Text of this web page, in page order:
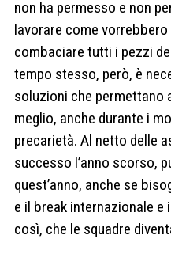
non ha permesso e non
lavorare come
combaciare tutti i pezzi
tempo stesso, però, è
soluzioni che permettano
meglio, anche durante i
precarietà. Al netto delle
successo l’anno scorso,
quest’anno, anche se
e il break internazionale e
così, che le squadre